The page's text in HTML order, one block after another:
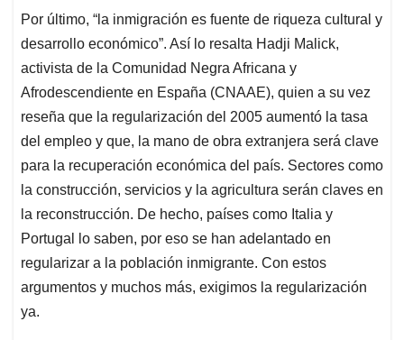
Por último, “la inmigración es fuente de riqueza cultural y
desarrollo económico”. Así lo resalta Hadji Malick,
activista de la Comunidad Negra Africana y
Afrodescendiente en España (CNAAE), quien a su vez
reseña que la regularización del 2005 aumentó la tasa
del empleo y que, la mano de obra extranjera será clave
para la recuperación económica del país. Sectores como
la construcción, servicios y la agricultura serán claves en
la reconstrucción. De hecho, países como Italia y
Portugal lo saben, por eso se han adelantado en
regularizar a la población inmigrante. Con estos
argumentos y muchos más, exigimos la regularización
ya.